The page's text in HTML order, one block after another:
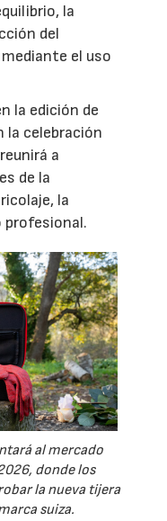
la
del
el uso
la edición de
la celebración
a
de la
la
profesional.
al mercado
donde los
la nueva tijera
suiza.